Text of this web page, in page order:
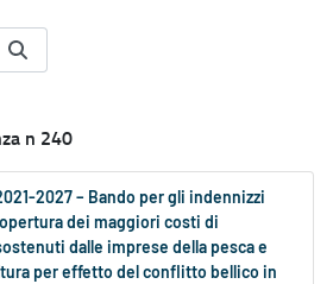
n 240
2027 – Bando per gli indennizzi
dei maggiori costi di
dalle imprese della pesca e
per effetto del conflitto bellico in